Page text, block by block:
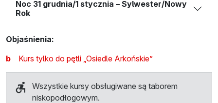
Noc 31 grudnia/1 stycznia – Sylwester/Nowy
Rok
Objaśnienia:
b
Kurs tylko do pętli „Osiedle Arkońskie”
Wszystkie kursy obsługiwane są taborem
niskopodłogowym.